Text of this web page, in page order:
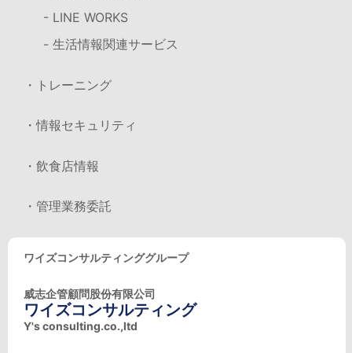
- LINE WORKS
- 生活情報関連サービス
・トレーニング
・情報セキュリティ
・飲食店情報
・管理業務委託
ワイズコンサルティンググループ
威志企管顧問股份有限公司
ワイズコンサルティング
Y's consulting.co.,ltd